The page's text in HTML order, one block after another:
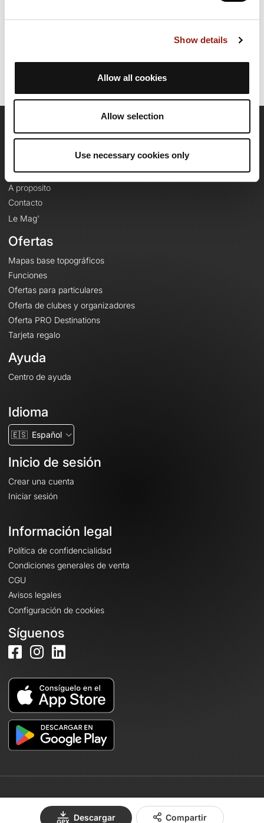
Show details
Allow all cookies
Allow selection
Use necessary cookies only
Descargar Compartir
Última actualización de la ficha de ruta: 28 de septiembre de 2022
OpenRunner
Empleo
A proposito
Contacto
Le Mag'
Ofertas
Mapas base topográficos
Funciones
Ofertas para particulares
Oferta de clubes y organizadores
Oferta PRO Destinations
Tarjeta regalo
Ayuda
Centro de ayuda
Idioma
🇪🇸 Español
Inicio de sesión
Crear una cuenta
Iniciar sesión
Información legal
Política de confidencialidad
Condiciones generales de venta
CGU
Avisos legales
Configuración de cookies
Síguenos